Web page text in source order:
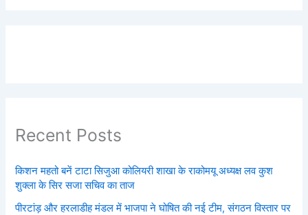
Recent Posts
किशन महतो बनें टाटा सिजुआ कोलियरी शाखा के राकोमयू अध्यक्ष लव कुश
शुक्ला के सिर सजा सचिव का ताज
पीरटांड़ और हरलाडीह मंडल में भाजपा ने घोषित की नई टीम, संगठन विस्तार पर